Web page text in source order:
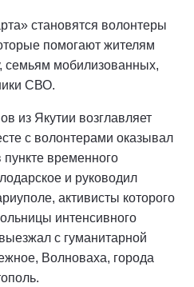
становятся волонтеры
помогают жителям
семьям мобилизованных,
СВО.
из Якутии возглавляет
с волонтерами оказывал
временного
и руководил
активисты которого
интенсивного
с гуманитарной
Волноваха, города